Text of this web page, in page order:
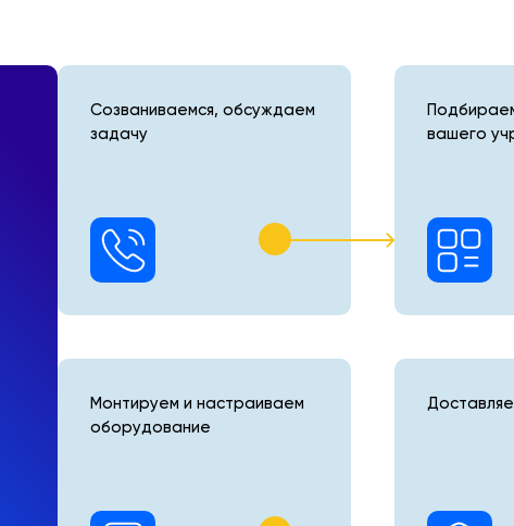
Созваниваемся, обсуждаем
задачу
вашего
Монтируем и настраиваем
оборудование